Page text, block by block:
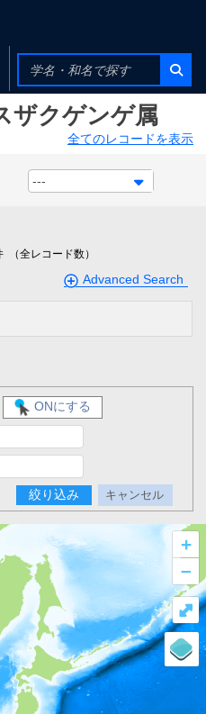
ザクゲンゲ属
全てのレコードを表示
---
（全レコード数）
Advanced Search
ONにする
絞り込み
キャンセル
+
–
⤢